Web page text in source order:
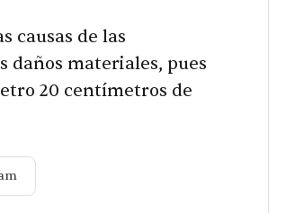
causas de las
daños materiales, pues
20 centímetros de